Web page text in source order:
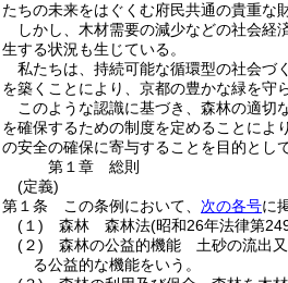
たちの未来をはぐくむ府民共通の貴重な
しかし、木材需要の減少などの社会
生する状況も生じている。
私たちは、持続可能な循環型の社会づ
を築くことにより、京都の豊かな緑を守
このような認識に基づき、森林の適切
を確保するための制度を定めることによ
の安全の確保に寄与することを目的とし
第１章
総則
(定義)
第１条
この条例において、 次の各号に
(１)
森林 森林法(昭和26年法律第
(２)
森林の公益的機能 土砂の流出又
る公益的な機能をいう。